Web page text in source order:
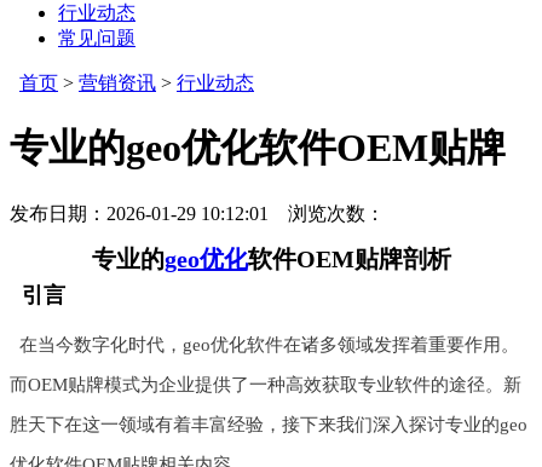
行业动态
常见问题
首页 > 营销资讯 > 行业动态
专业的geo优化软件OEM贴牌
发布日期：2026-01-29 10:12:01 浏览次数：
专业的geo优化软件OEM贴牌剖析
引言
在当今数字化时代，geo优化软件在诸多领域发挥着重要作用。
而OEM贴牌模式为企业提供了一种高效获取专业软件的途径。新
胜天下在这一领域有着丰富经验，接下来我们深入探讨专业的geo